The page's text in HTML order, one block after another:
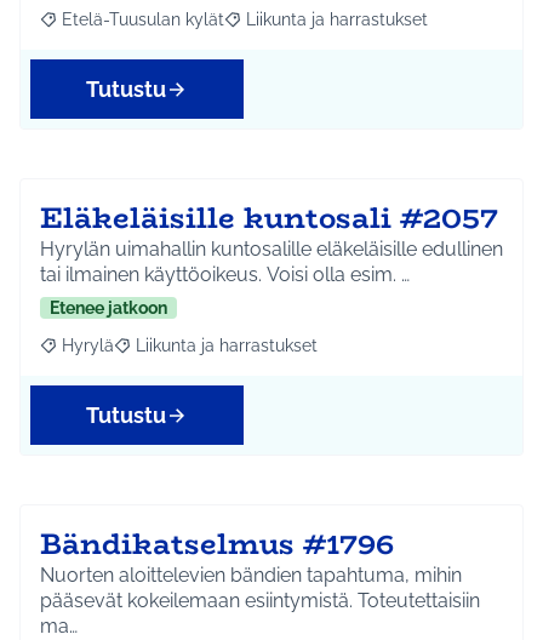
Rajaa tulokset aihepiirin mukaan: Etelä-Tuusulan kylät
Etelä-Tuusulan kylät Rajaa tulokset teeman mukaan:
Liikunta ja harrastukset
Tutustu
Eläkeläisille kuntosali #2057
Hyrylän uimahallin kuntosalille eläkeläisille edullinen
tai ilmainen käyttöoikeus. Voisi olla esim. …
Etenee jatkoon
Rajaa tulokset aihepiirin mukaan: Hyrylä
Hyrylä Rajaa tulokset teeman mukaan: Liikunta ja
Liikunta ja harrastukset
Tutustu
Bändikatselmus #1796
Nuorten aloittelevien bändien tapahtuma, mihin
pääsevät kokeilemaan esiintymistä. Toteutettaisiin
ma…